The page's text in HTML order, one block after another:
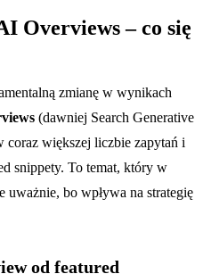
Overviews – co się
zmianę w wynikach
(dawniej Search Generative
coraz większej liczbie zapytań i
snippety. To temat, który w
bo wpływa na strategię
od featured